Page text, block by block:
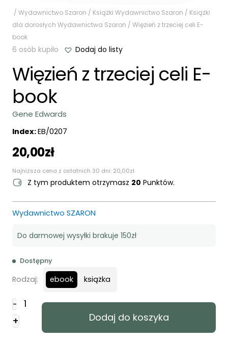
/ Wydawnictwo Szaron / Książki Wydawnictwo Szaron / Książki
dla dorosłych Wydawnictwa Szaron / Więzień z trzeciej celi E-
book
6 osób kupiło Dodaj do listy
Więzień z trzeciej celi E-
book
Gene Edwards
Index:EB/0207
20,00zł
Najniższa cena z ostatnich 30 dni: 20,00zł.
Z tym produktem otrzymasz 20 Punktów.
Wydawnictwo SZARON
Do darmowej wysyłki brakuje 150zł
Dostępny
Rodzaj: ebook książka
-
Więzień
z
trzeciej
+ Dodaj do koszyka